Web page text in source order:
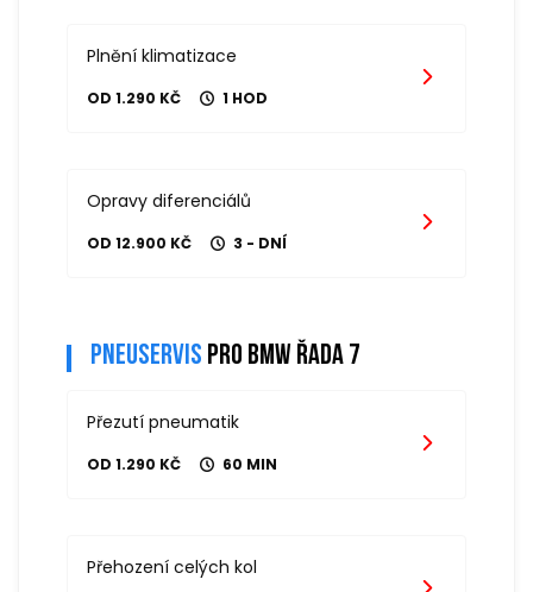
Plnění klimatizace
OD 1.290 KČ 1 HOD
Opravy diferenciálů
OD 12.900 KČ 3 - DNÍ
Pneuservis pro bmw řada 7
Přezutí pneumatik
OD 1.290 KČ 60 MIN
Přehození celých kol